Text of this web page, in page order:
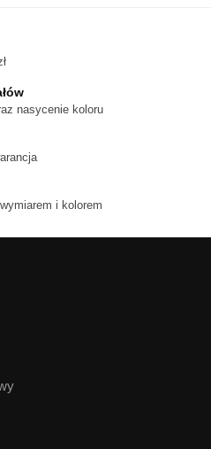
nasycenie koloru
i kolorem